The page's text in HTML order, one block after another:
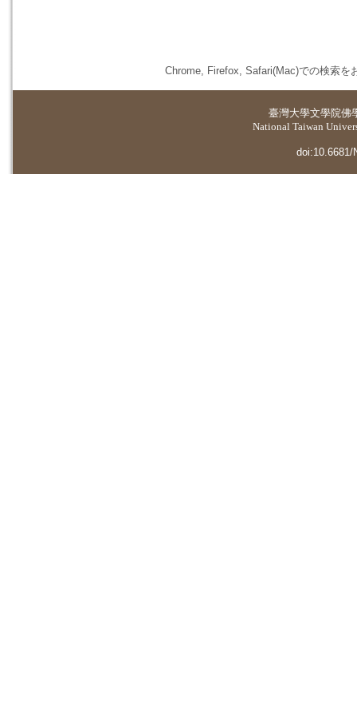
Chrome, Firefox, Safari(Mac)での検索を
臺灣大學文學院佛
National Taiwan
doi:10.6681/